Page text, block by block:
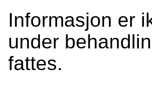
Informasjon er
under
fattes.